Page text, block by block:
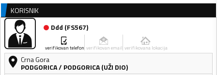
KORISNIK
Ddd (FS567)
verifikovan telefon verifikovan email verifikovana lokacija
Crna Gora
PODGORICA/ PODGORICA (UŽI DIO)